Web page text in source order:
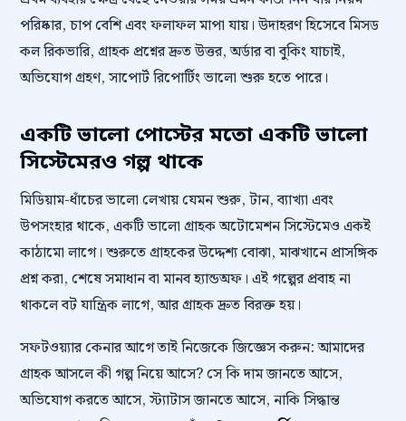
পরিষ্কার, চাপ বেশি এবং ফলাফল মাপা যায়। উদাহরণ হিসেবে মিসড
কল রিকভারি, গ্রাহক প্রশ্নের দ্রুত উত্তর, অর্ডার বা বুকিং যাচাই,
অভিযোগ গ্রহণ, সাপোর্ট রিপোর্টিং ভালো শুরু হতে পারে।
একটি ভালো পোস্টের মতো একটি ভালো
সিস্টেমেরও গল্প থাকে
মিডিয়াম-ধাঁচের ভালো লেখায় যেমন শুরু, টান, ব্যাখ্যা এবং
উপসংহার থাকে, একটি ভালো গ্রাহক অটোমেশন সিস্টেমেও একই
কাঠামো লাগে। শুরুতে গ্রাহকের উদ্দেশ্য বোঝা, মাঝখানে প্রাসঙ্গিক
প্রশ্ন করা, শেষে সমাধান বা মানব হ্যান্ডঅফ। এই গল্পের প্রবাহ না
থাকলে বট যান্ত্রিক লাগে, আর গ্রাহক দ্রুত বিরক্ত হয়।
সফটওয়্যার কেনার আগে তাই নিজেকে জিজ্ঞেস করুন: আমাদের
গ্রাহক আসলে কী গল্প নিয়ে আসে? সে কি দাম জানতে আসে,
অভিযোগ করতে আসে, স্ট্যাটাস জানতে আসে, নাকি সিদ্ধান্ত